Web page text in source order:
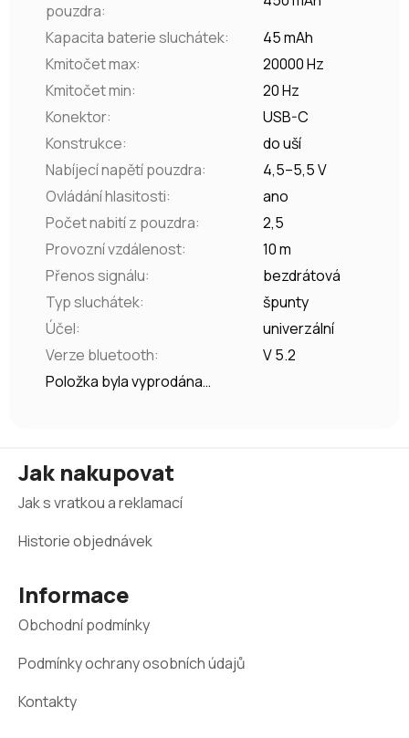
pouzdra:
Kapacita baterie sluchátek:
45 mAh
Kmitočet max:
20000 Hz
Kmitočet min:
20 Hz
Konektor:
USB-C
Konstrukce:
do uší
Nabíjecí napětí pouzdra:
4,5–5,5 V
Ovládání hlasitosti:
ano
Počet nabití z pouzdra:
2,5
Provozní vzdálenost:
10 m
Přenos signálu:
bezdrátová
Typ sluchátek:
špunty
Účel:
univerzální
Verze bluetooth:
V 5.2
Položka byla vyprodána…
Jak nakupovat
Jak s vratkou a reklamací
Historie objednávek
Informace
Obchodní podmínky
Podmínky ochrany osobních údajů
Kontakty